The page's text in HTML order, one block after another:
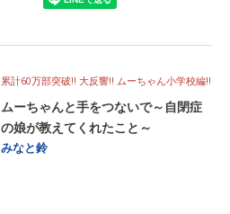
累計60万部突破!! 大反響!! ムーちゃん小学校編!!
ムーちゃんと手をつないで～自閉症
の娘が教えてくれたこと～
みなと鈴